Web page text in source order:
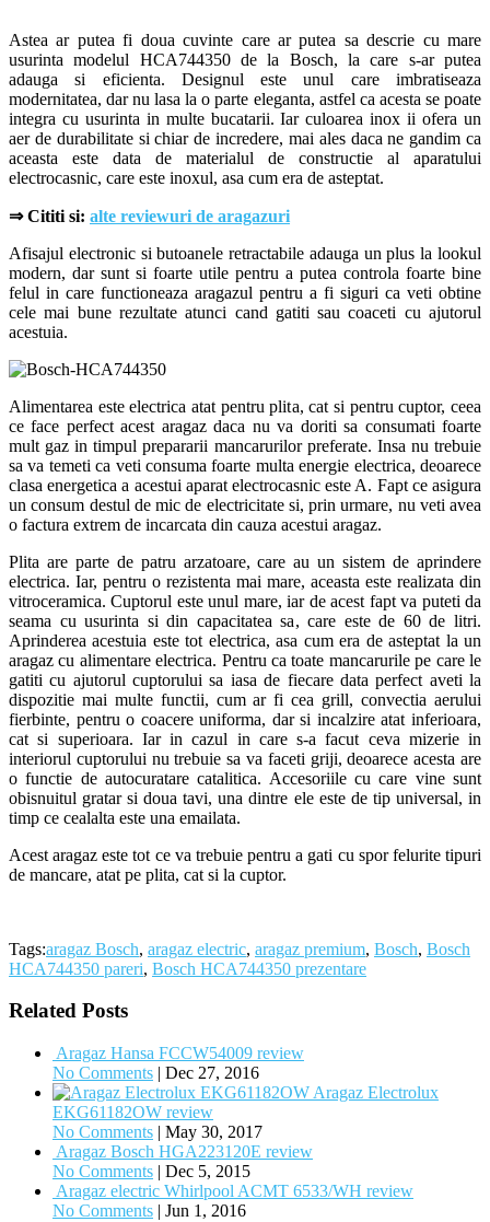
Astea ar putea fi doua cuvinte care ar putea sa descrie cu mare
usurinta modelul HCA744350 de la Bosch, la care s-ar putea
adauga si eficienta. Designul este unul care imbratiseaza
modernitatea, dar nu lasa la o parte eleganta, astfel ca acesta se poate
integra cu usurinta in multe bucatarii. Iar culoarea inox ii ofera un
aer de durabilitate si chiar de incredere, mai ales daca ne gandim ca
aceasta este data de materialul de constructie al aparatului
electrocasnic, care este inoxul, asa cum era de asteptat.
⇒Cititi si: alte reviewuri de aragazuri
Afisajul electronic si butoanele retractabile adauga un plus la lookul
modern, dar sunt si foarte utile pentru a putea controla foarte bine
felul in care functioneaza aragazul pentru a fi siguri ca veti obtine
cele mai bune rezultate atunci cand gatiti sau coaceti cu ajutorul
acestuia.
Alimentarea este electrica atat pentru plita, cat si pentru cuptor, ceea
ce face perfect acest aragaz daca nu va doriti sa consumati foarte
mult gaz in timpul prepararii mancarurilor preferate. Insa nu trebuie
sa va temeti ca veti consuma foarte multa energie electrica, deoarece
clasa energetica a acestui aparat electrocasnic este A. Fapt ce asigura
un consum destul de mic de electricitate si, prin urmare, nu veti avea
o factura extrem de incarcata din cauza acestui aragaz.
Plita are parte de patru arzatoare, care au un sistem de aprindere
electrica. Iar, pentru o rezistenta mai mare, aceasta este realizata din
vitroceramica. Cuptorul este unul mare, iar de acest fapt va puteti da
seama cu usurinta si din capacitatea sa, care este de 60 de litri.
Aprinderea acestuia este tot electrica, asa cum era de asteptat la un
aragaz cu alimentare electrica. Pentru ca toate mancarurile pe care le
gatiti cu ajutorul cuptorului sa iasa de fiecare data perfect aveti la
dispozitie mai multe functii, cum ar fi cea grill, convectia aerului
fierbinte, pentru o coacere uniforma, dar si incalzire atat inferioara,
cat si superioara. Iar in cazul in care s-a facut ceva mizerie in
interiorul cuptorului nu trebuie sa va faceti griji, deoarece acesta are
o functie de autocuratare catalitica. Accesoriile cu care vine sunt
obisnuitul gratar si doua tavi, una dintre ele este de tip universal, in
timp ce cealalta este una emailata.
Acest aragaz este tot ce va trebuie pentru a gati cu spor felurite tipuri
de mancare, atat pe plita, cat si la cuptor.
Tags:aragaz Bosch, aragaz electric, aragaz premium, Bosch, Bosch
HCA744350 pareri, Bosch HCA744350 prezentare
Related Posts
Aragaz Hansa FCCW54009 review
No Comments | Dec 27, 2016
Aragaz Electrolux
EKG61182OW review
No Comments | May 30, 2017
Aragaz Bosch HGA223120E review
No Comments | Dec 5, 2015
Aragaz electric Whirlpool ACMT 6533/WH review
No Comments | Jun 1, 2016